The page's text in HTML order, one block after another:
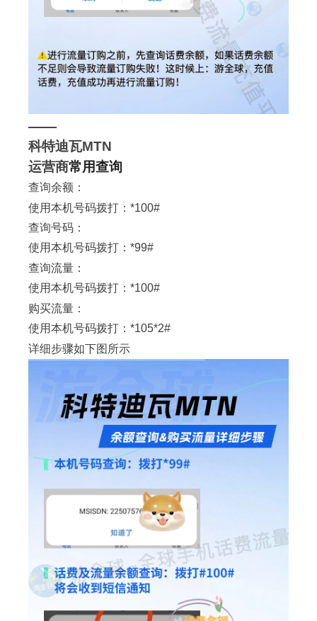
——
科特迪瓦MTN
运营商常用查询
查询余额：
使用本机号码拨打：*100#
查询号码：
使用本机号码拨打：*99#
查询流量：
使用本机号码拨打：*100#
购买流量：
使用本机号码拨打：*105*2#
详细步骤如下图所示